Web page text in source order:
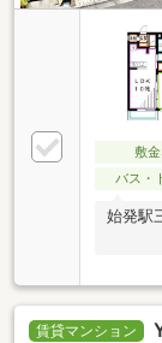
敷
バス・
始発駅
賃貸マンション